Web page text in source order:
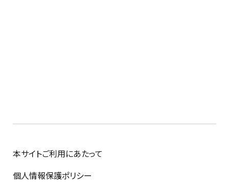
本サイトご利用にあたって
個人情報保護ポリシー